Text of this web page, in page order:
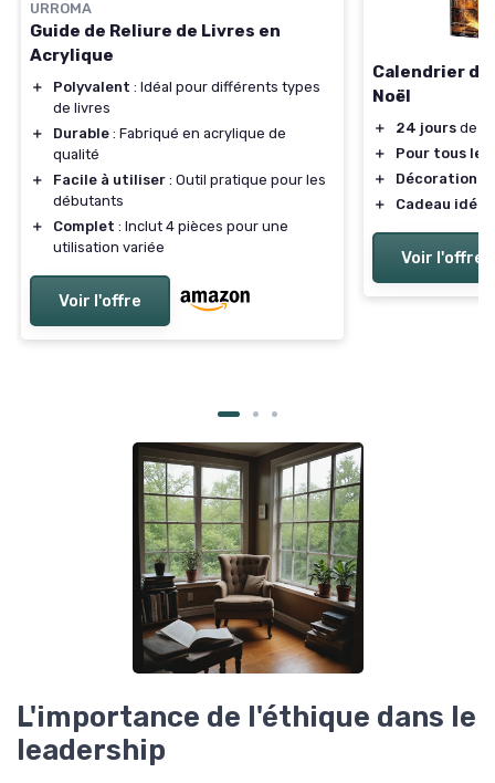
URROMA
Guide de Reliure de Livres en
Acrylique
＋ Polyvalent : Idéal pour différents types
de livres
＋
Durable : Fabriqué en acrylique de
qualité
＋
Facile à utiliser : Outil pratique pour les
débutants
＋
Complet : Inclut 4 pièces pour une
utilisation variée
Voir l'offre
Calendrier
Noël
＋ 24 jours de
＋
Pour tous les
＋
Décoration
＋
Cadeau idéal
Voir l'offre
L'importance de l'éthique dans le
leadership